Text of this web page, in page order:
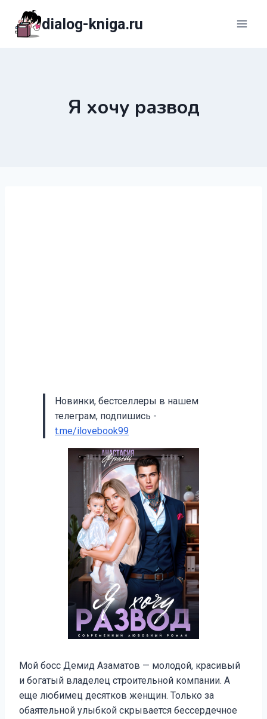
содержимому
dialog-kniga.ru
Я хочу развод
Новинки, бестселлеры в нашем
телеграм, подпишись -
t.me/ilovebook99
Мой босс Демид Азаматов — молодой, красивый
и богатый владелец строительной компании. А
еще любимец десятков женщин. Только за
обаятельной улыбкой скрывается бессердечное